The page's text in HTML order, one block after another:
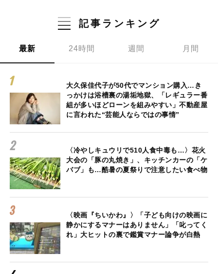
記事ランキング
最新 24時間 週間 月間
大久保佳代子が50代でマンション購入…き
っかけは浴槽裏の湯垢地獄、「レギュラー番
組が多いほどローンを組みやすい」不動産屋
に言われた“芸能人ならではの事情”
〈冷やしキュウリで510人食中毒も…〉花火
大会の「豚の丸焼き」、キッチンカーの「ケ
バブ」も…酷暑の夏祭りで注意したい食べ物
〈映画『ちいかわ』〉「子ども向けの映画に
静かにするマナーはありません」「叱ってく
れ」大ヒットの裏で鑑賞マナー論争が白熱